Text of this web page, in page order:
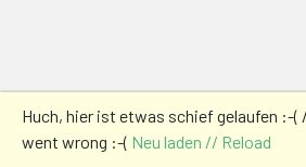
Huch, hier ist etwas schief gelaufen :-(
went wrong :-( Neu laden // Reload